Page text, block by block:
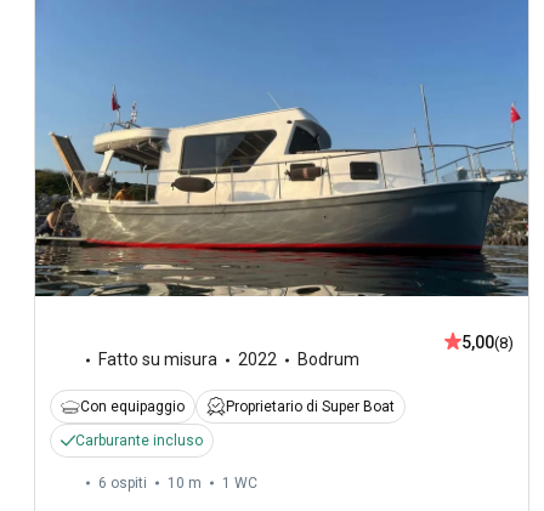
Fatto su misura 2022 Bodrum
5,00(8)
Con equipaggio
Proprietario di Super Boat
Carburante incluso
6 ospiti 10 m 1 WC